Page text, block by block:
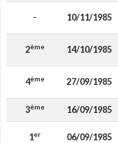
- 10/11/1985
2ème 14/10/1985
4ème 27/09/1985
3ème 16/09/1985
1er 06/09/1985